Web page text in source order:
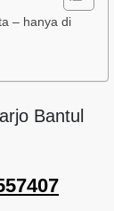
– hanya di
Bantul